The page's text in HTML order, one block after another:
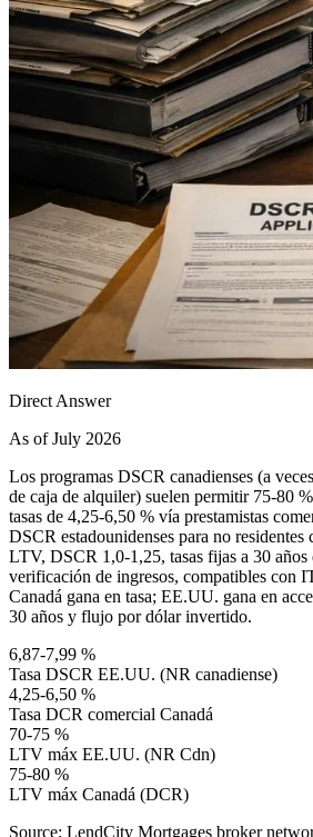
Direct Answer
As of July 2026
Los programas DSCR canadienses (a
de caja de alquiler) suelen permitir 75-80
tasas de 4,25-6,50 % vía prestamistas
DSCR estadounidenses para no residentes
LTV, DSCR 1,0-1,25, tasas fijas a 30 años
verificación de ingresos, compatibles con
Canadá gana en tasa; EE.UU. gana en
30 años y flujo por dólar invertido.
6,87-7,99 %
Tasa DSCR EE.UU. (NR canadiense)
4,25-6,50 %
Tasa DCR comercial Canadá
70-75 %
LTV máx EE.UU. (NR Cdn)
75-80 %
LTV máx Canadá (DCR)
Source: LendCity Mortgages broker